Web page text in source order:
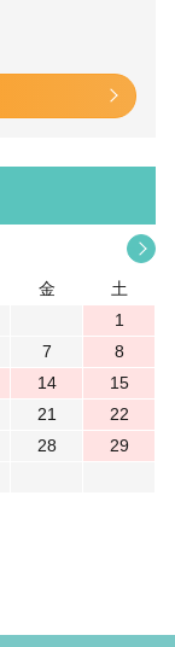
金
土
1
7
8
14
15
21
22
28
29